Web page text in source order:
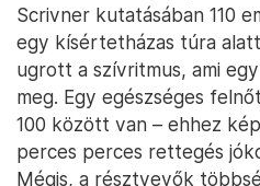
Scrivner kutatásában 110
egy kísértetházas túra
ugrott a szívritmus, ami
meg. Egy egészséges
100 között van – ehhez
perces perces rettegés
Mégis, a résztvevők